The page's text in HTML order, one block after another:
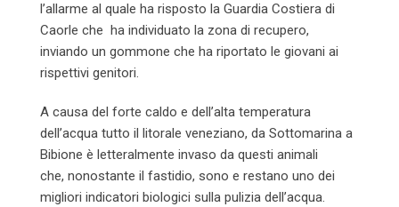
l’allarme al quale ha risposto la Guardia Costiera di
Caorle che ha individuato la zona di recupero,
inviando un gommone che ha riportato le giovani ai
rispettivi genitori.
A causa del forte caldo e dell’alta temperatura
dell’acqua tutto il litorale veneziano, da Sottomarina a
Bibione è letteralmente invaso da questi animali
che, nonostante il fastidio, sono e restano uno dei
migliori indicatori biologici sulla pulizia dell’acqua.